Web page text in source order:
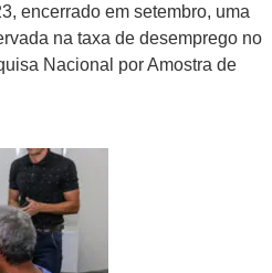
encerrado em setembro, uma
na taxa de desemprego no
Nacional por Amostra de